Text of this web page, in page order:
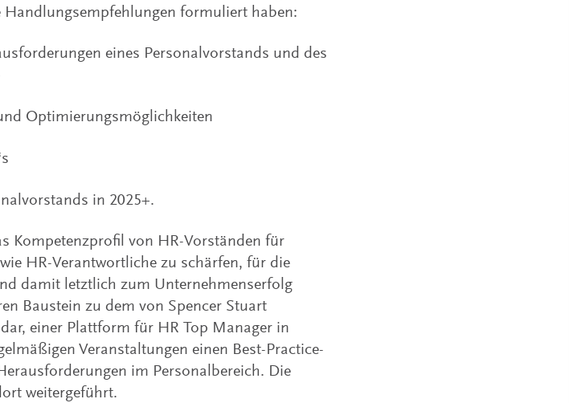
Handlungsempfehlungen formuliert haben:
eines Personalvorstands und des
Optimierungsmöglichkeiten
in 2025+.
Kompetenzprofil von HR-Vorständen für
HR-Verantwortliche zu schärfen, für die
damit letztlich zum Unternehmenserfolg
Baustein zu dem von Spencer Stuart
einer Plattform für HR Top Manager in
Veranstaltungen einen Best-Practice-
im Personalbereich. Die
weitergeführt.